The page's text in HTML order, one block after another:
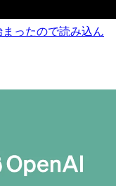
ったので読み込ん